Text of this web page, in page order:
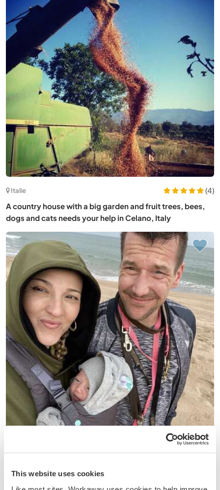
This website uses cookies
Italie
(4)
A country house with a big garden and fruit trees, bees,
dogs and cats needs your help in Celano, Italy
Espagne
(7)
Learn about the off-grid life in Vallgorguina, Spain